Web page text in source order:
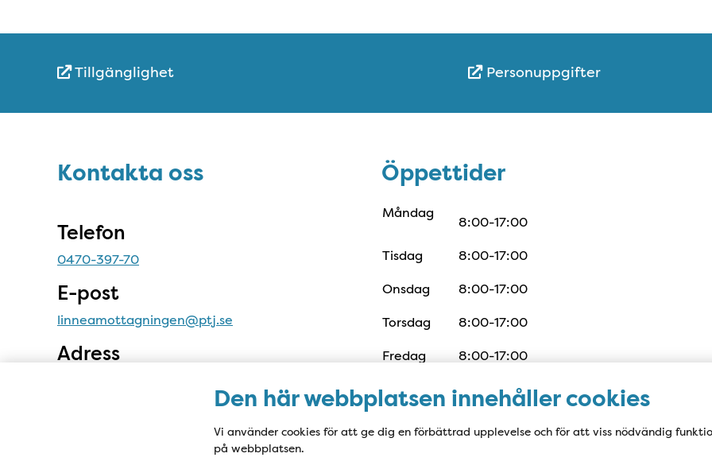
Den här webbplatsen innehåller cookies
Vi använder cookies för att ge dig en förbättrad upplevelse och för att viss nödvändig
på webbplatsen.
Snabblänkar
Tillgänglighet Personuppgifter
Kontakta oss
Kontakta oss
Telefon
0470-397-70
E-post
linneamottagningen@ptj.se
Adress
Öppettider
Öppettider
Måndag
8:00-17:00
Tisdag
8:00-17:00
Onsdag
8:00-17:00
Torsdag
8:00-17:00
Fredag
8:00-17:00
Linneamottagningen har semesterstängt v 28-